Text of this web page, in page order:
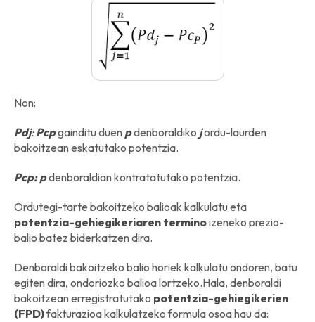
Non:
Pdj:Pcpgainditu duen pdenboraldiko jordu-laurden
bakoitzean eskatutako potentzia.
Pcp: pdenboraldian kontratatutako potentzia.
Ordutegi-tarte bakoitzeko balioak kalkulatu eta
potentzia-gehiegikeriaren terminoizeneko prezio-
balio batez biderkatzen dira.
Denboraldi bakoitzeko balio horiek kalkulatu ondoren, batu
egiten dira, ondoriozko balioa lortzeko.Hala, denboraldi
bakoitzean erregistratutako potentzia-gehiegikerien
(FPD)fakturazioa kalkulatzeko formula osoa hau da: